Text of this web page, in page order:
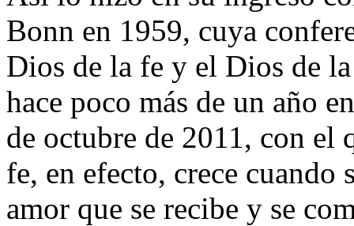
Bonn en 1959, cuya
Dios de la fe y el Dios de
hace poco más de un año
de octubre de 2011, con el
fe, en efecto, crece
amor que se recibe y se